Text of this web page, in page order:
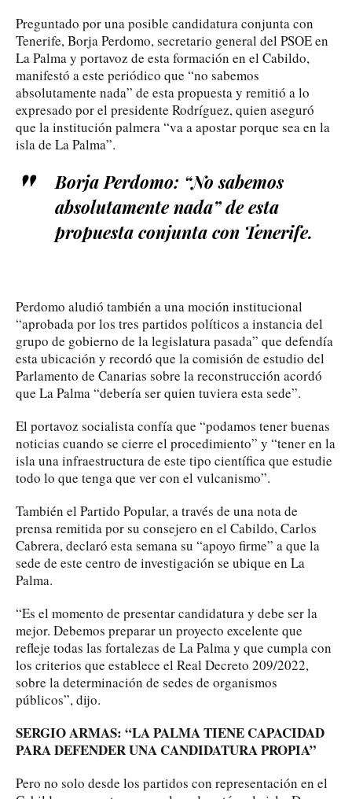
Preguntado por una posible candidatura conjunta con
Tenerife, Borja Perdomo, secretario general del PSOE en
La Palma y portavoz de esta formación en el Cabildo,
manifestó a este periódico que “no sabemos
absolutamente nada” de esta propuesta y remitió a lo
expresado por el presidente Rodríguez, quien aseguró
que la institución palmera “va a apostar porque sea en la
isla de La Palma”.
Borja Perdomo: “No sabemos
absolutamente nada” de esta
propuesta conjunta con Tenerife.
Perdomo aludió también a una moción institucional
“aprobada por los tres partidos políticos a instancia del
grupo de gobierno de la legislatura pasada” que defendía
esta ubicación y recordó que la comisión de estudio del
Parlamento de Canarias sobre la reconstrucción acordó
que La Palma “debería ser quien tuviera esta sede”.
El portavoz socialista confía que “podamos tener buenas
noticias cuando se cierre el procedimiento” y “tener en la
isla una infraestructura de este tipo científica que estudie
todo lo que tenga que ver con el vulcanismo”.
También el Partido Popular, a través de una nota de
prensa remitida por su consejero en el Cabildo, Carlos
Cabrera, declaró esta semana su “apoyo firme” a que la
sede de este centro de investigación se ubique en La
Palma.
“Es el momento de presentar candidatura y debe ser la
mejor. Debemos preparar un proyecto excelente que
refleje todas las fortalezas de La Palma y que cumpla con
los criterios que establece el Real Decreto 209/2022,
sobre la determinación de sedes de organismos
públicos”, dijo.
SERGIO ARMAS: “LA PALMA TIENE CAPACIDAD
PARA DEFENDER UNA CANDIDATURA PROPIA”
Pero no solo desde los partidos con representación en el